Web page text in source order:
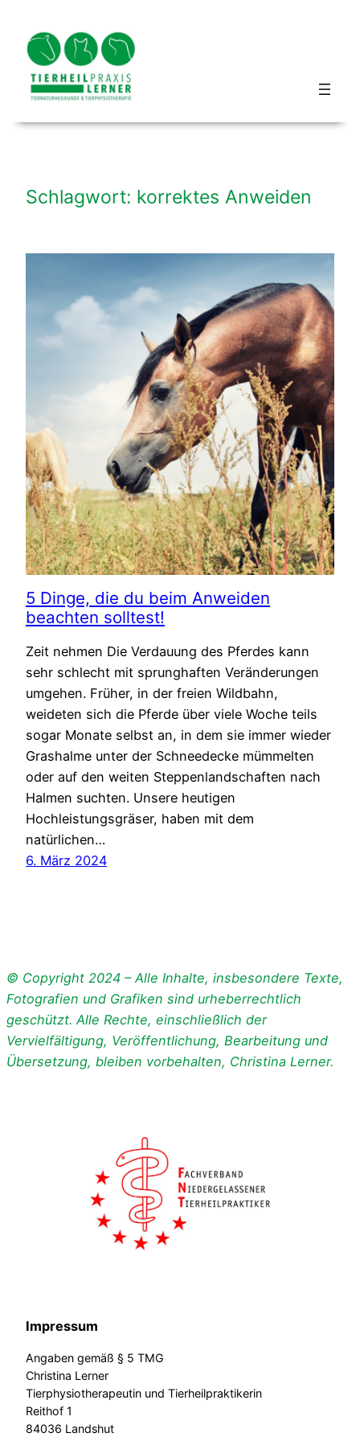
Inhalt
springen
Schlagwort: korrektes Anweiden
5 Dinge, die du beim Anweiden
beachten solltest!
Zeit nehmen Die Verdauung des Pferdes kann
sehr schlecht mit sprunghaften Veränderungen
umgehen. Früher, in der freien Wildbahn,
weideten sich die Pferde über viele Woche teils
sogar Monate selbst an, in dem sie immer wieder
Grashalme unter der Schneedecke mümmelten
oder auf den weiten Steppenlandschaften nach
Halmen suchten. Unsere heutigen
Hochleistungsgräser, haben mit dem
natürlichen…
6. März 2024
© Copyright 2024 – Alle Inhalte, insbesondere Texte,
Fotografien und Grafiken sind urheberrechtlich
geschützt. Alle Rechte, einschließlich der
Vervielfältigung, Veröffentlichung, Bearbeitung und
Übersetzung, bleiben vorbehalten, Christina Lerner.
Impressum
Angaben gemäß § 5 TMG
Christina Lerner
Tierphysiotherapeutin und Tierheilpraktikerin
Reithof 1
84036 Landshut